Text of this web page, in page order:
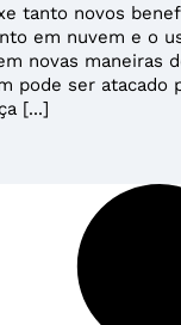
tanto novos
em nuvem e o
novas maneiras
pode ser
[...]